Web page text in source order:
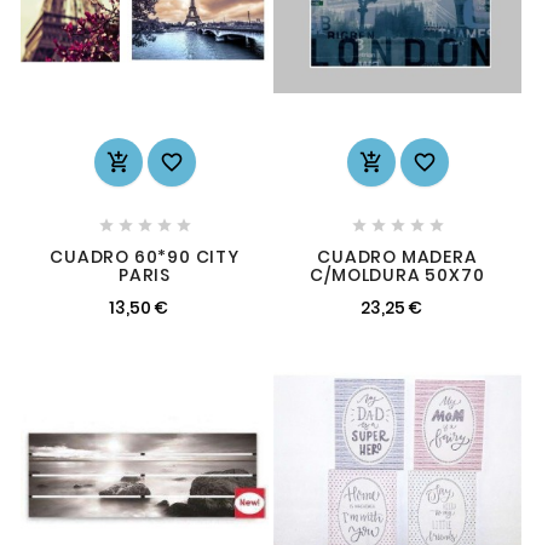
 
    
CUADRO 60*90 CITY
PARIS
13,50 €
 
    
CUADRO MADERA
C/MOLDURA 50X70
23,25 €